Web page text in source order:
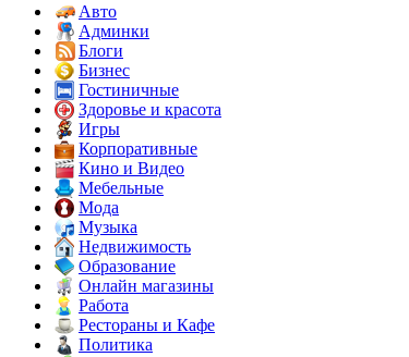
Авто
Админки
Блоги
Бизнес
Гостиничные
Здоровье и красота
Игры
Корпоративные
Кино и Видео
Мебельные
Мода
Музыка
Недвижимость
Образование
Онлайн магазины
Работа
Рестораны и Кафе
Политика